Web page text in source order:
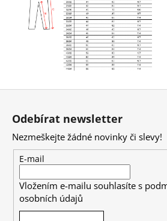
Z
Odebírat newsletter
Nezmeškejte žádné novinky či slevy!
E-mail
Vložením e-mailu souhlasíte s
osobních údajů